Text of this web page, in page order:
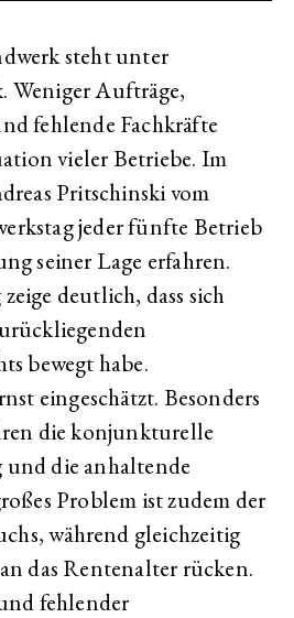
steht unter
Weniger Aufträge,
fehlende Fachkräfte
vieler Betriebe. Im
Pritschinski vom
jeder fünfte Betrieb
seiner Lage erfahren.
deutlich, dass sich
bewegt habe.
eingeschätzt. Besonders
die konjunkturelle
und die anhaltende
Problem ist zudem der
während gleichzeitig
das Rentenalter rücken.
fehlender